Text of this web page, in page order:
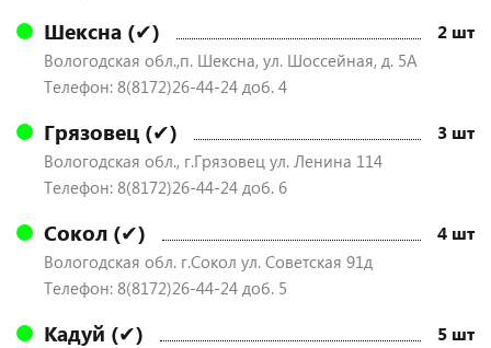
Шексна (✔) 2 шт
Вологодская обл.,п. Шексна, ул. Шоссейная, д. 5А
Телефон: 8(8172)26-44-24 доб. 4
Грязовец (✔) 3 шт
Вологодская обл., г.Грязовец ул. Ленина 114
Телефон: 8(8172)26-44-24 доб. 6
Сокол (✔) 4 шт
Вологодская обл. г.Сокол ул. Советская 91д
Телефон: 8(8172)26-44-24 доб. 5
Кадуй (✔) 5 шт